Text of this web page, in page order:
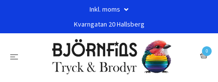
Inkl. moms
Kvarngatan 20 Hallsberg
0